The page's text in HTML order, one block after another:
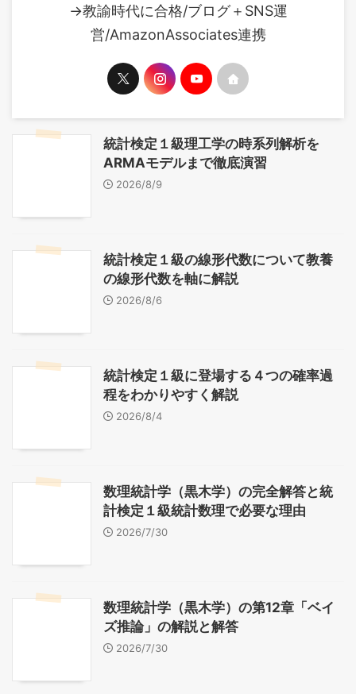
→教諭時代に合格/ブログ＋SNS運
営/AmazonAssociates連携
統計検定１級理工学の時系列解析を
ARMAモデルまで徹底演習
2026/8/9
統計検定１級の線形代数について教養
の線形代数を軸に解説
2026/8/6
統計検定１級に登場する４つの確率過
程をわかりやすく解説
2026/8/4
数理統計学（黒木学）の完全解答と統
計検定１級統計数理で必要な理由
2026/7/30
数理統計学（黒木学）の第12章「ベイ
ズ推論」の解説と解答
2026/7/30